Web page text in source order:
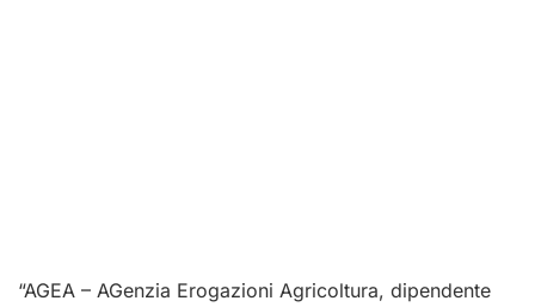
“AGEA – AGenzia Erogazioni Agricoltura, dipendente